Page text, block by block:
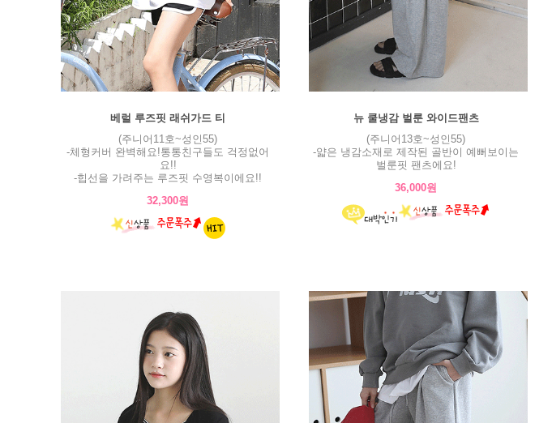
베럴 루즈핏 래쉬가드 티
(주니어11호~성인55)
-체형커버 완벽해요!통통친구들도 걱정없어
요!!
-힙선을 가려주는 루즈핏 수영복이에요!!
32,300원
뉴 쿨냉감 벌룬 와이드팬츠
(주니어13호~성인55)
-얇은 냉감소재로 제작된 골반이 예뻐보이는
벌룬핏 팬츠에요!
36,000원